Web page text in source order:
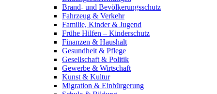
Brand- und Bevölkerungsschutz
Fahrzeug & Verkehr
Familie, Kinder & Jugend
Frühe Hilfen – Kinderschutz
Finanzen & Haushalt
Gesundheit & Pflege
Gesellschaft & Politik
Gewerbe & Wirtschaft
Kunst & Kultur
Migration & Einbürgerung